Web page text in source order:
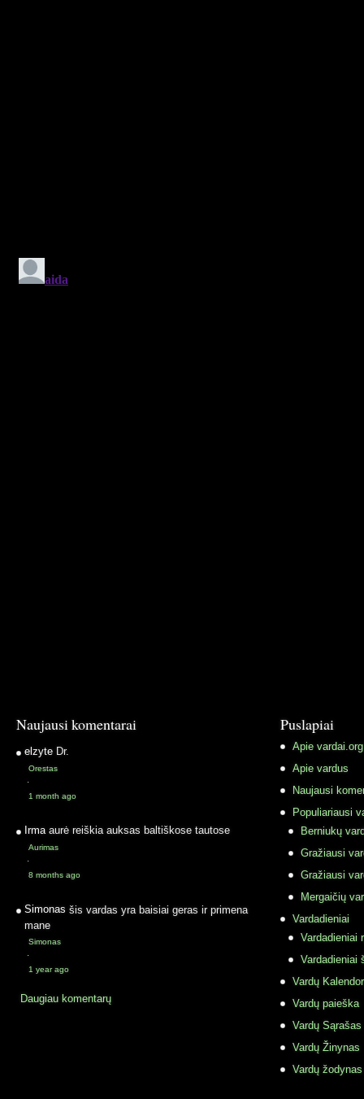
Naujausi komentarai
elzyte Dr.
Orestas
·
1 month ago
Irma aurė reiškia auksas baltiškose tautose
Aurimas
·
8 months ago
Simonas šis vardas yra baisiai geras ir primena
mane
Simonas
·
1 year ago
Daugiau komentarų
Puslapiai
Apie vardai.org
Apie vardus
Naujausi
Populiariausi
Berniukų
Gražiausi
Gražiausi
Mergaičių
Vardadieniai
Vardadieniai
Vardadieniai
Vardų
Vardų paieška
Vardų Sąrašas
Vardų Žinynas
Vardų